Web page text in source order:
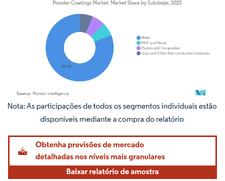
Imagem © Mordor Intelligence. O reuso requer atribuição conforme CC BY 4.0.